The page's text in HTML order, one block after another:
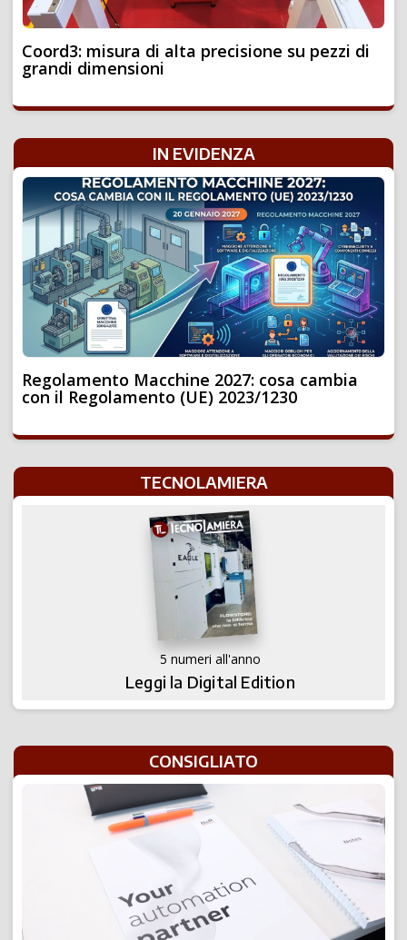
Coord3: misura di alta precisione su pezzi di
grandi dimensioni
IN EVIDENZA
Regolamento Macchine 2027: cosa cambia
con il Regolamento (UE) 2023/1230
TECNOLAMIERA
5 numeri all'anno
Leggi la Digital Edition
CONSIGLIATO